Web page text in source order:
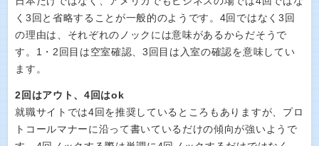
く3回と省略することが一般的のようです。4回ではなく3回
の理由は、それぞれのノックには意味があるからだそうで
す。1・2回目は空室確認、3回目は入室の確認を意味してい
ます。
2回はアウト、4回はok
就職サイトでは4回を推奨しているところもありますが、プロ
トコールマナーに沿って書いているだけの傾向が強いようで